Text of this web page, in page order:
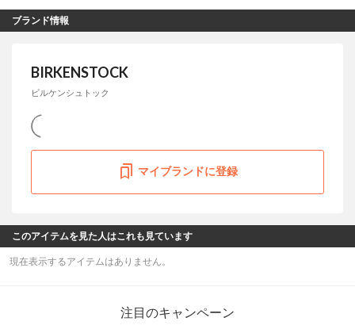
ブランド情報
BIRKENSTOCK
ビルケンシュトック
マイブランドに登録
このアイテムを見た人はこれも見ています
現在表示するアイテムはありません。
注目のキャンペーン